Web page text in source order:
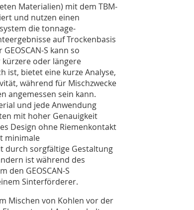
Materialien) mit dem TBM-
und nutzen einen
die tonnage-
auf Trockenbasis
S kann so
oder längere
bietet eine kurze Analyse,
während für Mischzwecke
angemessen sein kann.
und jede Anwendung
mit hoher Genauigkeit
Design ohne Riemenkontakt
minimale
durch sorgfältige Gestaltung
ist während des
den GEOSCAN-S
Sinterförderer.
Mischen von Kohlen vor der